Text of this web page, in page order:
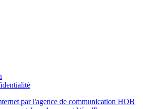
par l'agence de communication HOB